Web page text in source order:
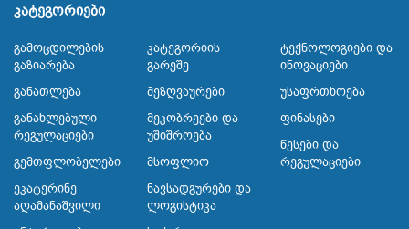
კატეგორიები
Გამოცდილების
Გაზიარება
Განათლება
Განახლებული
Რეგულაციები
Გემთფლობელები
Ეკატერინე
Აღამანაშვილი
Კატეგორიის
Გარეშე
Მეზღვაურები
Მეკობრეები Და
Უშიშროება
Მსოფლიო
Ნავსადგურები Და
Ლოგისტიკა
Ტექნოლოგიები Და
Ინოვაციები
Უსაფრთხოება
Ფინასები
Წესები Და
Რეგულაციები